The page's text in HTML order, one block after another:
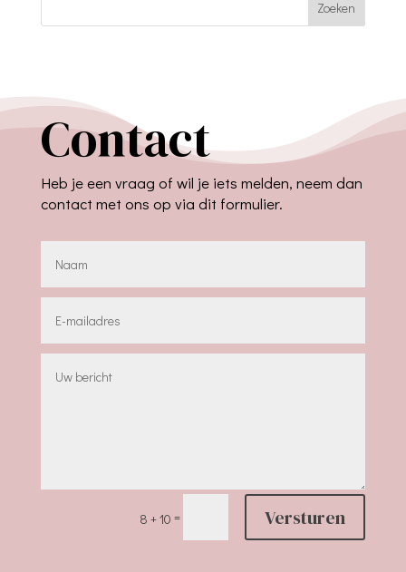
Zoeken
Contact
Heb je een vraag of wil je iets melden, neem dan
contact met ons op via dit formulier.
8 + 10 = Versturen